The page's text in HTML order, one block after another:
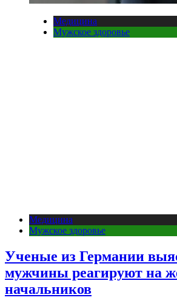
Медицина
Мужское здоровье
Медицина
Мужское здоровье
Ученые из Германии
мужчины реагируют на
начальников